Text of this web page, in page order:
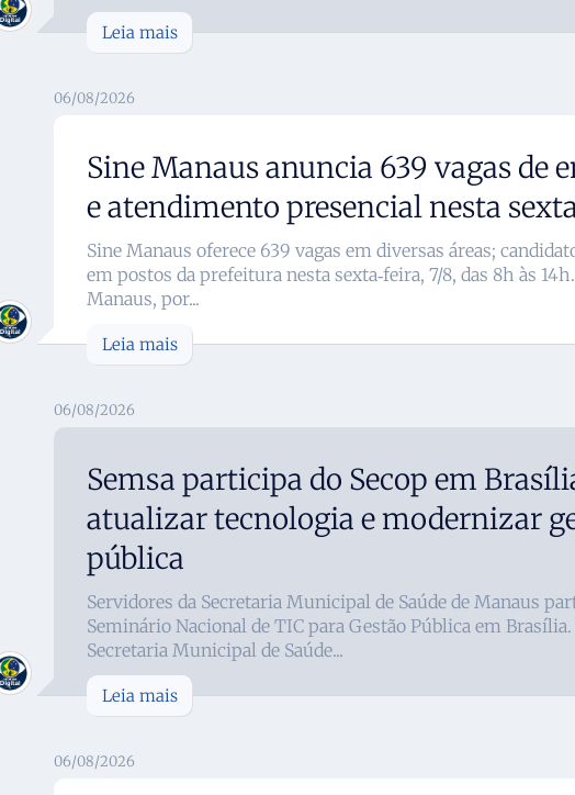
Leia mais
06/08/2026
Sine Manaus anuncia 639 vagas de
e atendimento presencial nesta
Sine Manaus oferece 639 vagas em diversas áreas;
em postos da prefeitura nesta sexta‑feira, 7/8, das 8h às
Manaus, por...
Leia mais
06/08/2026
Semsa participa do Secop em
atualizar tecnologia e modernizar
pública
Servidores da Secretaria Municipal de Saúde de Manaus
Seminário Nacional de TIC para Gestão Pública em
Secretaria Municipal de Saúde...
Leia mais
06/08/2026